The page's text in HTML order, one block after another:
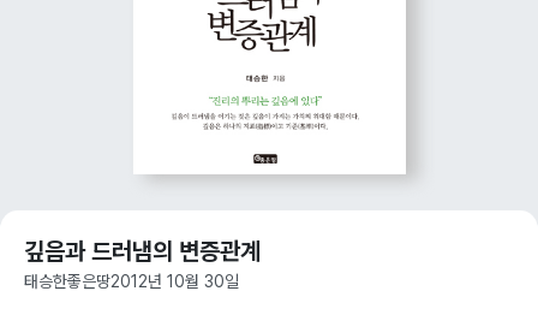
깊음과 드러냄의 변증관계
태승한좋은땅2012년 10월 30일